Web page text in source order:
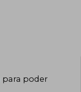
para poder